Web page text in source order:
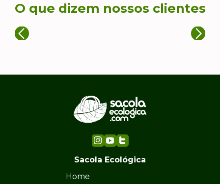
O que dizem nossos clientes
Sacola Ecológica
Home